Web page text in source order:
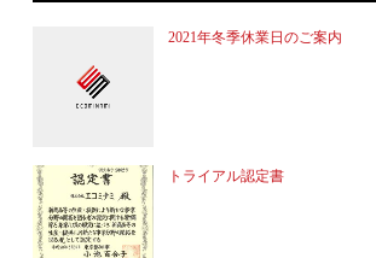
2021年冬季休業日のご案内
トライアル認定書